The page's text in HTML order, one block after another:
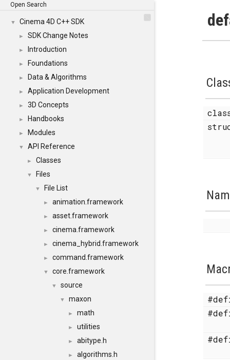
Open Search
▼ Cinema 4D C++ SDK
► SDK Change Notes
► Introduction
► Foundations
► Data & Algorithms
► Application Development
► 3D Concepts
► Handbooks
► Modules
▼ API Reference
► Classes
▼ Files
▼ File List
► animation.framework
► asset.framework
► cinema.framework
► cinema_hybrid.framework
► command.framework
▼ core.framework
▼ source
▼ maxon
► math
► utilities
► abitype.h
► algorithms.h